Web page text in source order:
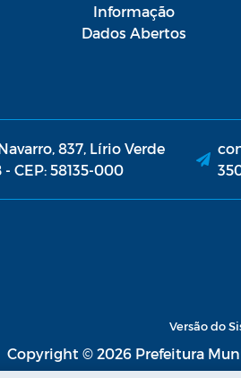
Informação
Dados Abertos
837, Lírio Verde
CEP: 58135-000
Versão do
Copyright © 2026 Prefeitura